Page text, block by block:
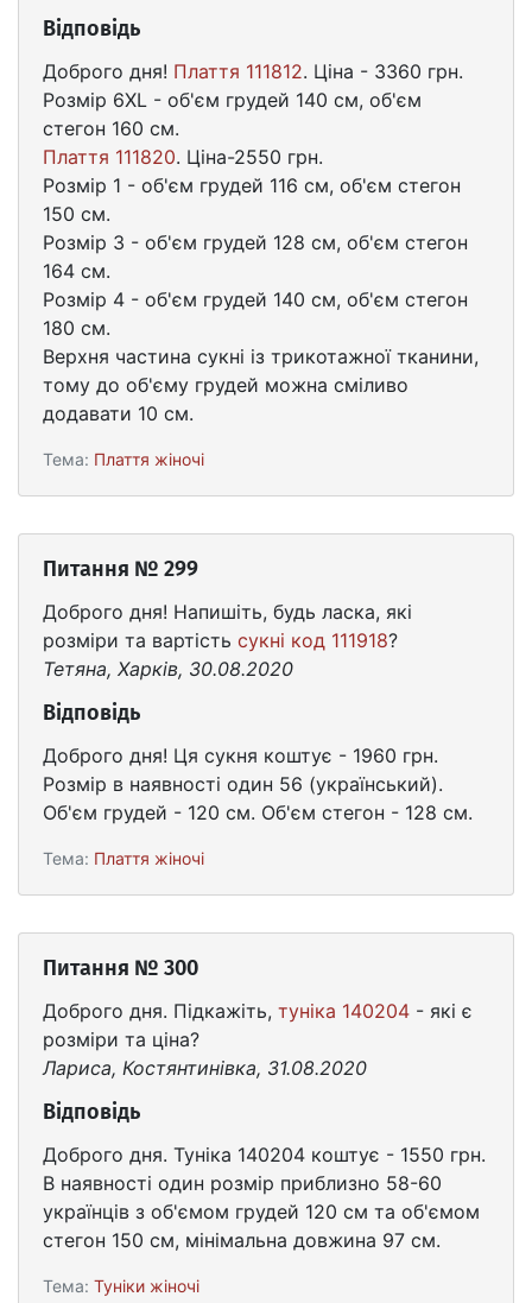
Відповідь
Доброго дня! Плаття 111812. Ціна - 3360 грн.
Розмір 6XL - об'єм грудей 140 см, об'єм
стегон 160 см.
Плаття 111820. Ціна-2550 грн.
Розмір 1 - об'єм грудей 116 см, об'єм стегон
150 см.
Розмір 3 - об'єм грудей 128 см, об'єм стегон
164 см.
Розмір 4 - об'єм грудей 140 см, об'єм стегон
180 см.
Верхня частина сукні із трикотажної тканини,
тому до об'єму грудей можна сміливо
додавати 10 см.
Тема: Плаття жіночі
Питання № 299
Доброго дня! Напишіть, будь ласка, які
розміри та вартість сукні код 111918?
Тетяна, Харків, 30.08.2020
Відповідь
Доброго дня! Ця сукня коштує - 1960 грн.
Розмір в наявності один 56 (український).
Об'єм грудей - 120 см. Об'єм стегон - 128 см.
Тема: Плаття жіночі
Питання № 300
Доброго дня. Підкажіть, туніка 140204 - які є
розміри та ціна?
Лариса, Костянтинівка, 31.08.2020
Відповідь
Доброго дня. Туніка 140204 коштує - 1550 грн.
В наявності один розмір приблизно 58-60
українців з об'ємом грудей 120 см та об'ємом
стегон 150 см, мінімальна довжина 97 см.
Тема: Туніки жіночі